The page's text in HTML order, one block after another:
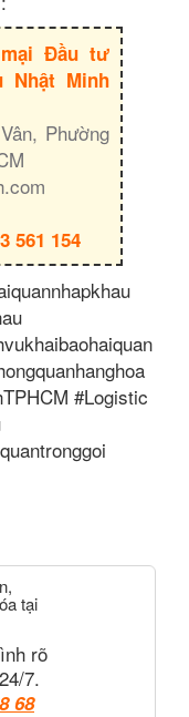
Đầu tư
Nhật Minh
Phường
561 154
#Logistic
tại
rõ
7.
68